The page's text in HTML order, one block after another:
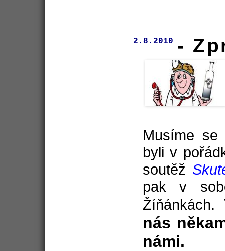
2.8.2010 -
Musíme se
byli v
soutěž
pak v
Žíňánkách.
nás
námi.